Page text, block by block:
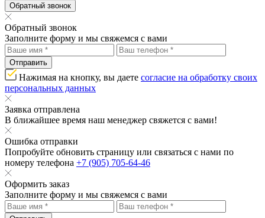
Обратный звонок
Обратный звонок
Заполните форму и мы свяжемся с вами
Отправить
Нажимая на кнопку, вы даете согласие на обработку своих
персональных данных
Заявка отправлена
В ближайшее время наш менеджер свяжется с вами!
Ошибка отправки
Попробуйте обновить страницу или связаться с нами по
номеру телефона +7 (905) 705-64-46
Оформить заказ
Заполните форму и мы свяжемся с вами